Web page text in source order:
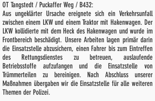
OT Tangstedt / Puckaffer Weg / B432:
Aus ungeklärter Ursache ereignete sich ein Verkehrsunfall
zwischen einem LKW und einem Traktor mit Hakenwagen. Der
LKW kollidierte mit dem Heck des Hakenwagen und wurde im
Frontbereich beschädigt. Unsere Arbeiten lagen primär darin
die Einsatzstelle abzusichern, einen Fahrer bis zum Eintreffen
des Rettungsdienstes zu betreuen, auslaufende
Betriebsstoffe aufzufangen und die Einsatzstelle von
Trümmerteilen zu bereinigen. Nach Abschluss unserer
Maßnahmen übergaben wir die Einsatzstelle für alle weiteren
Themen der Polizei.